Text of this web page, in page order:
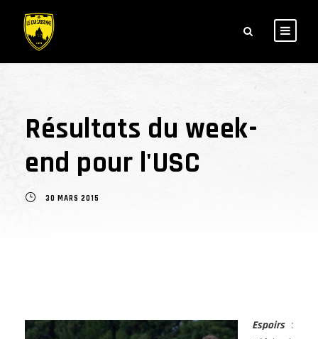
Résultats du week-
end pour l'USC
30 MARS 2015
Espoirs: